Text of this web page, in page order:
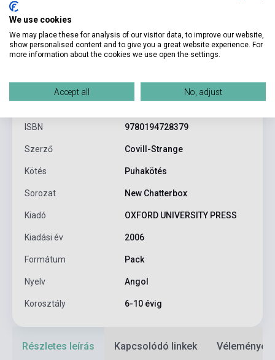
Termékjellemzők
ISBN 9780194728379
Szerző Covill-Strange
Kötés Puhakötés
Sorozat New Chatterbox
Kiadó OXFORD UNIVERSITY PRESS
Kiadási év 2006
Formátum Pack
Nyelv Angol
Korosztály 6-10 évig
Részletes leírás Kapcsolódó linkek Vélemények
We use cookies
We may place these for analysis of our visitor data, to improve our website,
show personalised content and to give you a great website experience. For
more information about the cookies we use open the settings.
Accept all No, adjust